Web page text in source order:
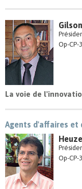
Op-CP-
La voie de
Agents d'affaires et
Op-CP-